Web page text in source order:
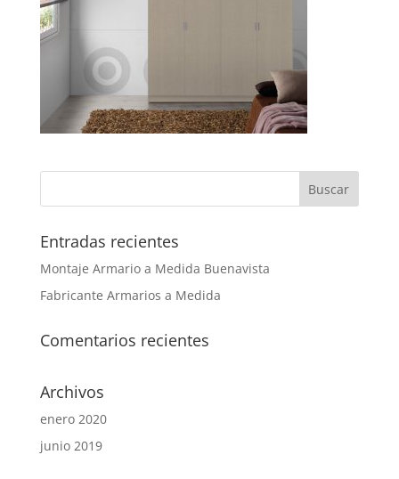
Entradas recientes
Montaje Armario a Medida Buenavista
Fabricante Armarios a Medida
Comentarios recientes
Archivos
enero 2020
junio 2019